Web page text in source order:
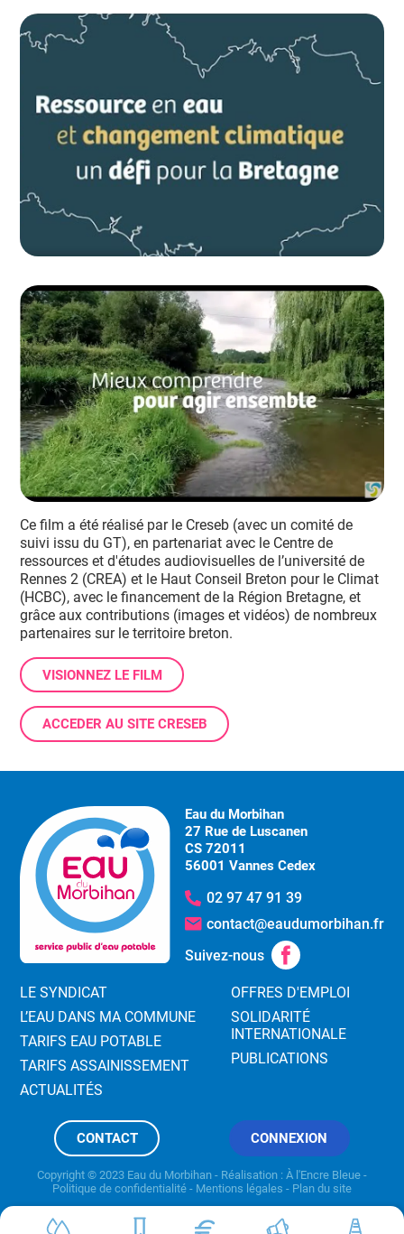
Ce film a été réalisé par le Creseb (avec un comité de
suivi issu du GT), en partenariat avec le Centre de
ressources et d'études audiovisuelles de l’université de
Rennes 2 (CREA) et le Haut Conseil Breton pour le Climat
(HCBC), avec le financement de la Région Bretagne, et
grâce aux contributions (images et vidéos) de nombreux
partenaires sur le territoire breton.
VISIONNEZ LE FILM
ACCEDER AU SITE CRESEB
Eau du Morbihan
27 Rue de Luscanen
CS 72011
56001 Vannes Cedex
02 97 47 91 39
contact@eaudumorbihan.fr
Suivez-nous
LE SYNDICAT
L’EAU DANS MA COMMUNE
TARIFS EAU POTABLE
TARIFS ASSAINISSEMENT
ACTUALITÉS
OFFRES D'EMPLOI
SOLIDARITÉ
INTERNATIONALE
PUBLICATIONS
Copyright © 2023 Eau du Morbihan - Réalisation : À l'Encre Bleue -
Politique de confidentialité - Mentions légales - Plan du site
CONTACT CONNEXION